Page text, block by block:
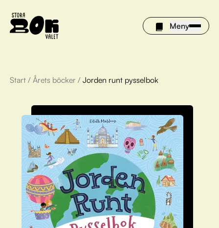
Meny
Årets böcker
Om Stora bokvalet
Olivia tipsar
Vinnare
FAQ
För bibliotek
Start / Årets böcker / Jorden runt pysselbok